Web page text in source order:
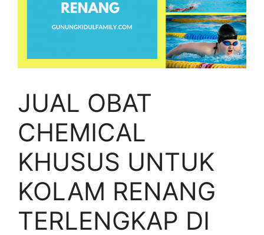
JUAL OBAT
CHEMICAL
KHUSUS UNTUK
KOLAM RENANG
TERLENGKAP DI